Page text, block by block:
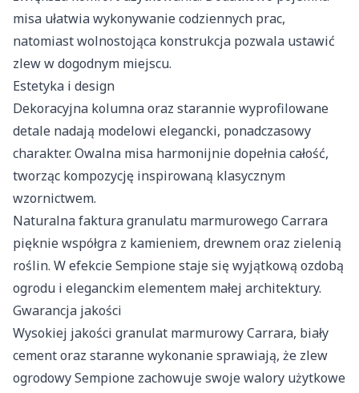
misa ułatwia wykonywanie codziennych prac,
natomiast wolnostojąca konstrukcja pozwala ustawić
zlew w dogodnym miejscu.
Estetyka i design
Dekoracyjna kolumna oraz starannie wyprofilowane
detale nadają modelowi elegancki, ponadczasowy
charakter. Owalna misa harmonijnie dopełnia całość,
tworząc kompozycję inspirowaną klasycznym
wzornictwem.
Naturalna faktura granulatu marmurowego Carrara
pięknie współgra z kamieniem, drewnem oraz zielenią
roślin. W efekcie Sempione staje się wyjątkową ozdobą
ogrodu i eleganckim elementem małej architektury.
Gwarancja jakości
Wysokiej jakości granulat marmurowy Carrara, biały
cement oraz staranne wykonanie sprawiają, że zlew
ogrodowy Sempione zachowuje swoje walory użytkowe